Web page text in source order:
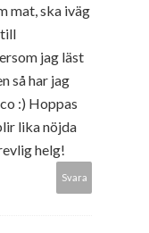
mat, ska iväg
till
jag läst
så har jag
:) Hoppas
lika nöjda
helg!
Svara